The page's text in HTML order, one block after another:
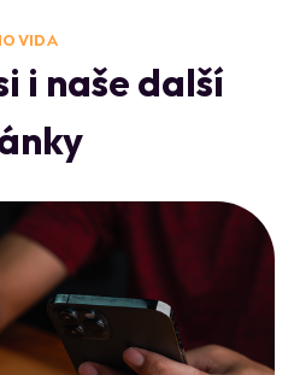
VIDA
i naše další